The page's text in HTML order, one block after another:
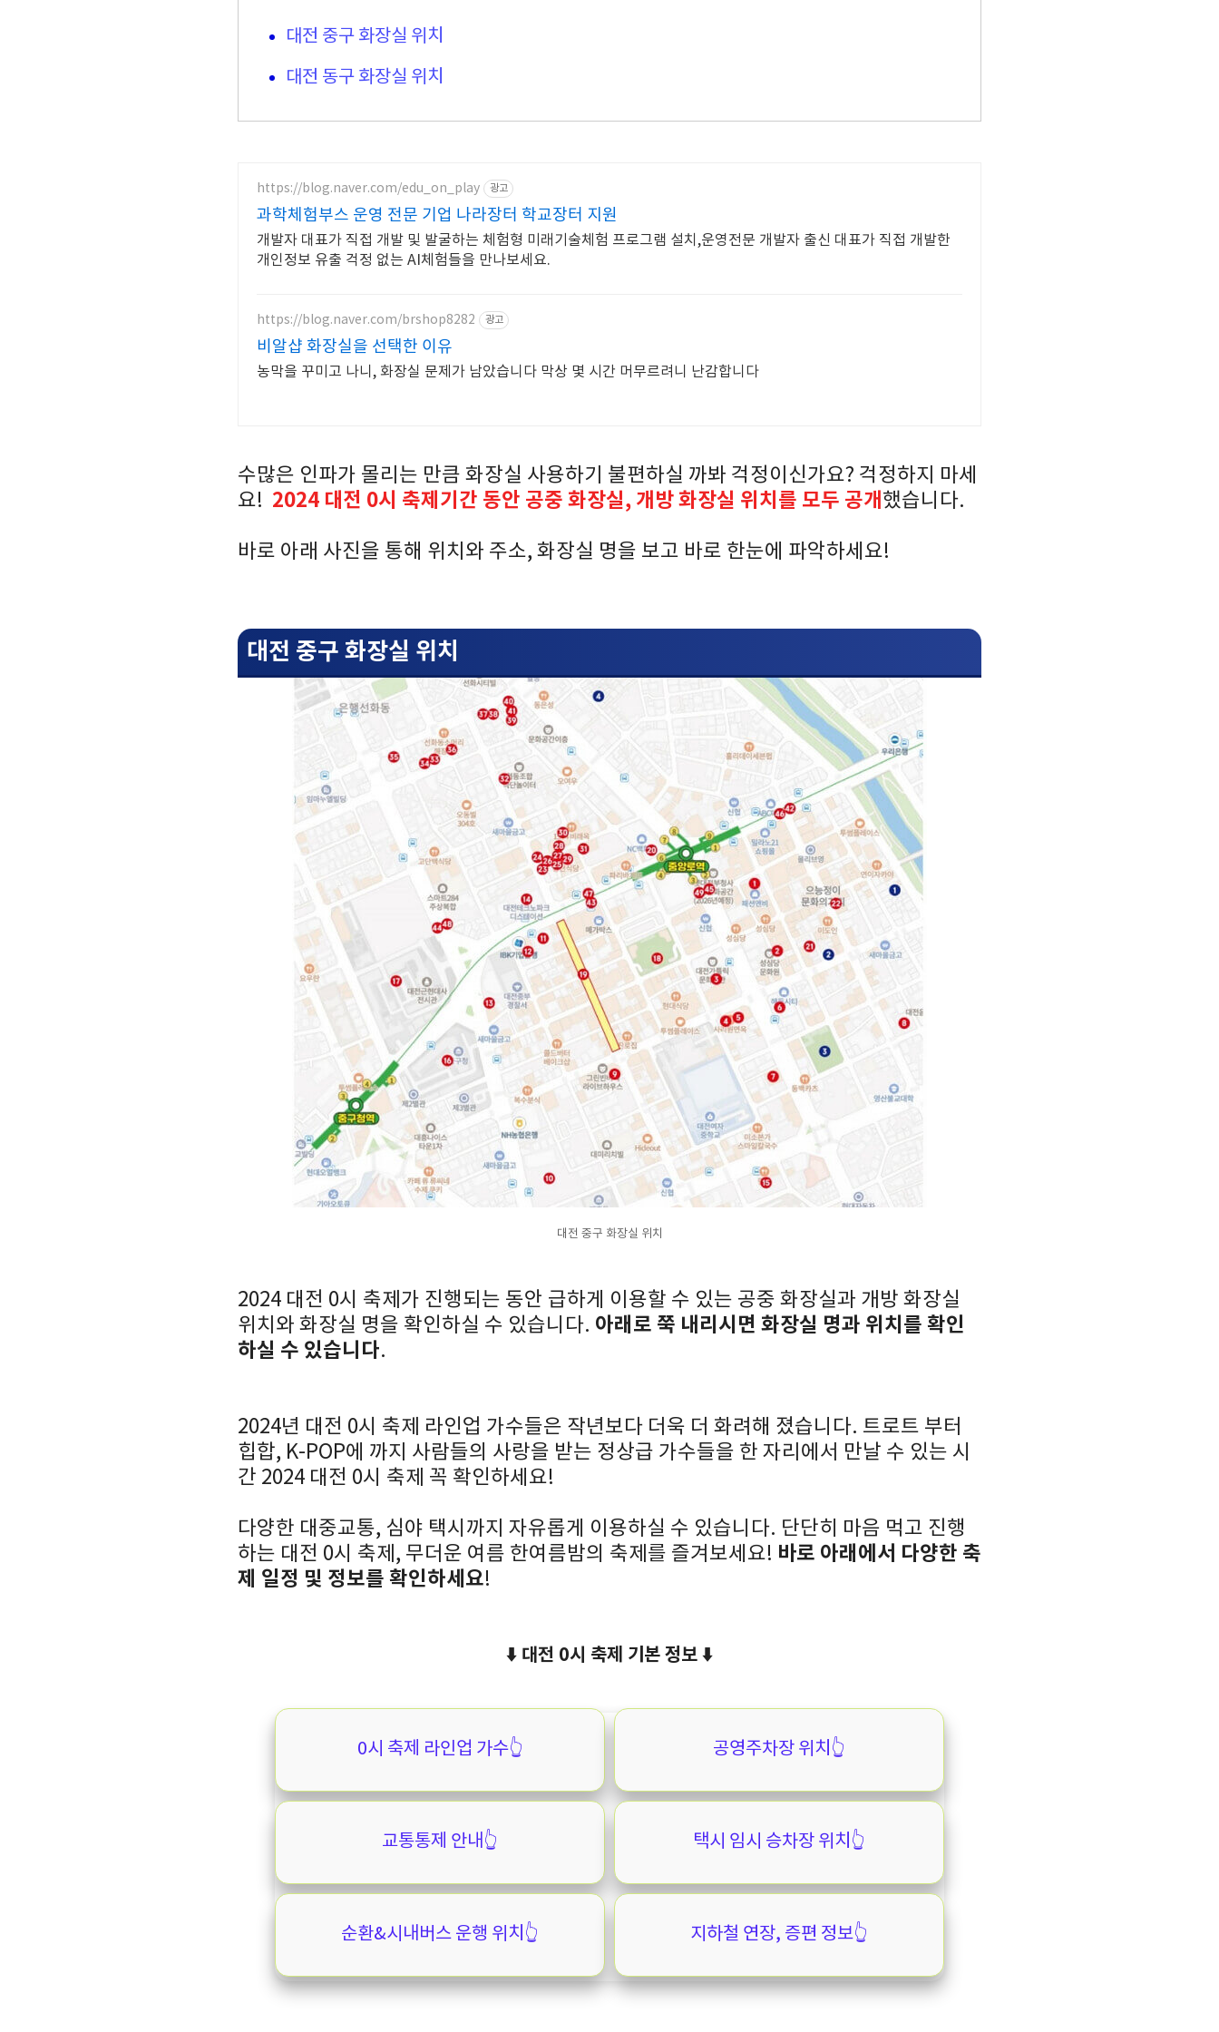
대전 중구 화장실 위치
대전 동구 화장실 위치
https://blog.naver.com/edu_on_play 광고
과학체험부스 운영 전문 기업 나라장터 학교장터 지원
개발자 대표가 직접 개발 및 발굴하는 체험형 미래기술체험 프로그램 설치,운영전문 개발자 출신 대표가 직접 개발한
개인정보 유출 걱정 없는 AI체험들을 만나보세요.
https://blog.naver.com/brshop8282 광고
비알샵 화장실을 선택한 이유
농막을 꾸미고 나니, 화장실 문제가 남았습니다 막상 몇 시간 머무르려니 난감합니다
수많은 인파가 몰리는 만큼 화장실 사용하기 불편하실 까봐 걱정이신가요? 걱정하지 마세
요! 2024 대전 0시 축제기간 동안 공중 화장실, 개방 화장실 위치를 모두 공개 했습니다.
바로 아래 사진을 통해 위치와 주소, 화장실 명을 보고 바로 한눈에 파악하세요!
대전 중구 화장실 위치
대전 중구 화장실 위치
2024 대전 0시 축제가 진행되는 동안 급하게 이용할 수 있는 공중 화장실과 개방 화장실
위치와 화장실 명을 확인하실 수 있습니다. 아래로 쭉 내리시면 화장실 명과 위치를 확인
하실 수 있습니다.
2024년 대전 0시 축제 라인업 가수들은 작년보다 더욱 더 화려해 졌습니다. 트로트 부터
힙합, K-POP에 까지 사람들의 사랑을 받는 정상급 가수들을 한 자리에서 만날 수 있는 시
간 2024 대전 0시 축제 꼭 확인하세요!
다양한 대중교통, 심야 택시까지 자유롭게 이용하실 수 있습니다. 단단히 마음 먹고 진행
하는 대전 0시 축제, 무더운 여름 한여름밤의 축제를 즐겨보세요! 바로 아래에서 다양한 축
제 일정 및 정보를 확인하세요!
⬇️ 대전 0시 축제 기본 정보 ⬇️
0시 축제 라인업 가수👆️ 공영주차장 위치👆️
교통통제 안내👆️ 택시 임시 승차장 위치👆️
순환&시내버스 운행 위치👆️ 지하철 연장, 증편 정보👆️